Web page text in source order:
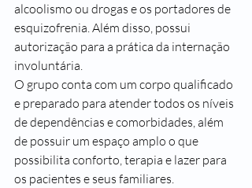
alcoolismo ou drogas e os portadores de
esquizofrenia. Além disso, possui
autorização para a prática da internação
involuntária.
O grupo conta com um corpo qualificado
e preparado para atender todos os níveis
de dependências e comorbidades, além
de possuir um espaço amplo o que
possibilita conforto, terapia e lazer para
os pacientes e seus familiares.